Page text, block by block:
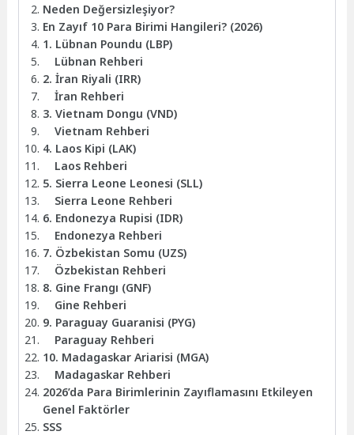
Neden Değersizleşiyor?
En Zayıf 10 Para Birimi Hangileri? (2026)
1. Lübnan Poundu (LBP)
Lübnan Rehberi
2. İran Riyali (IRR)
İran Rehberi
3. Vietnam Dongu (VND)
Vietnam Rehberi
4. Laos Kipi (LAK)
Laos Rehberi
5. Sierra Leone Leonesi (SLL)
Sierra Leone Rehberi
6. Endonezya Rupisi (IDR)
Endonezya Rehberi
7. Özbekistan Somu (UZS)
Özbekistan Rehberi
8. Gine Frangı (GNF)
Gine Rehberi
9. Paraguay Guaranisi (PYG)
Paraguay Rehberi
10. Madagaskar Ariarisi (MGA)
Madagaskar Rehberi
2026’da Para Birimlerinin Zayıflamasını Etkileyen
Genel Faktörler
SSS